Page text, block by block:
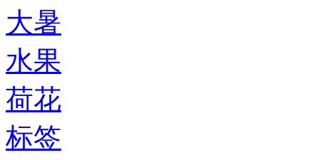
大暑
水果
荷花
标签